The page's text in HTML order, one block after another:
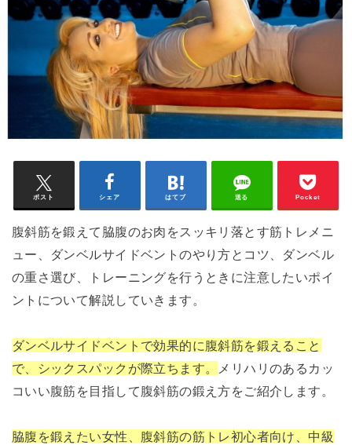
ポスト シェア はてブ 送る Pocket
腹斜筋を鍛えて脇腹のお肉をスッキリ落とす筋トレメニ
ュー、ダンベルサイドベントのやり方とコツ、ダンベル
の重さ選び、トレーニングを行うときに注意したいポイ
ントについて解説していきます。
ダンベルサイドベントで効果的に腹斜筋を鍛えること
で、シックスパックが際立ちます。
メリハリのあるカッ
コいい腹筋を目指して腹斜筋の鍛え方をご紹介します。
脇腹を鍛えたい女性、腹斜筋の筋トレ初心者向け、中級